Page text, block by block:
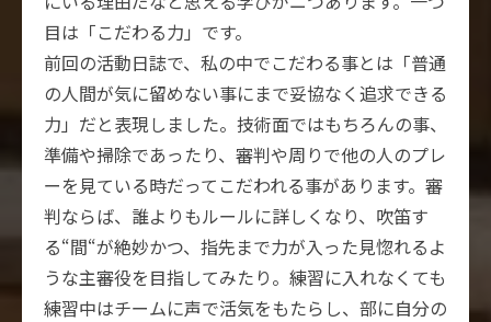
目は「こだわる力」です。
前回の活動日誌で、私の中でこだわる事とは「普通
の人間が気に留めない事にまで妥協なく追求できる
力」だと表現しました。技術面ではもちろんの事、
準備や掃除であったり、審判や周りで他の人のプレ
ーを見ている時だってこだわれる事があります。審
判ならば、誰よりもルールに詳しくなり、吹笛す
る“間“が絶妙かつ、指先まで力が入った見惚れるよ
うな主審役を目指してみたり。練習に入れなくても
練習中はチームに声で活気をもたらし、部に自分の